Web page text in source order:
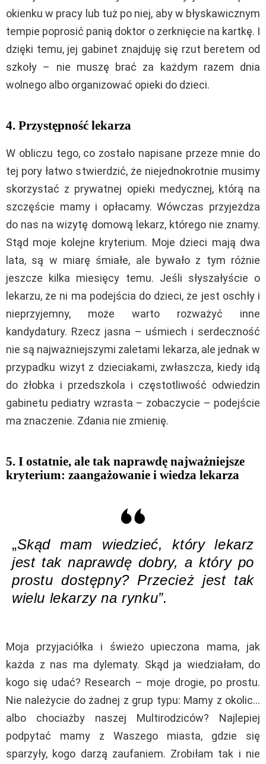
okienku w pracy lub tuż po niej, aby w błyskawicznym
tempie poprosić panią doktor o zerknięcie na kartkę. I
dzięki temu, jej gabinet znajduję się rzut beretem od
szkoły – nie muszę brać za każdym razem dnia
wolnego albo organizować opieki do dzieci.
4. Przystępność lekarza
W obliczu tego, co zostało napisane przeze mnie do
tej pory łatwo stwierdzić, że niejednokrotnie musimy
skorzystać z prywatnej opieki medycznej, którą na
szczęście mamy i opłacamy. Wówczas przyjeżdża
do nas na wizytę domową lekarz, którego nie znamy.
Stąd moje kolejne kryterium. Moje dzieci mają dwa
lata, są w miarę śmiałe, ale bywało z tym różnie
jeszcze kilka miesięcy temu. Jeśli słyszałyście o
lekarzu, że ni ma podejścia do dzieci, że jest oschły i
nieprzyjemny, może warto rozważyć inne
kandydatury. Rzecz jasna – uśmiech i serdeczność
nie są najważniejszymi zaletami lekarza, ale jednak w
przypadku wizyt z dzieciakami, zwłaszcza, kiedy idą
do żłobka i przedszkola i częstotliwość odwiedzin
gabinetu pediatry wzrasta – zobaczycie – podejście
ma znaczenie. Zdania nie zmienię.
5. I ostatnie, ale tak naprawdę najważniejsze
kryterium: zaangażowanie i wiedza lekarza
„Skąd mam wiedzieć, który lekarz
jest tak naprawdę dobry, a który po
prostu dostępny? Przecież jest tak
wielu lekarzy na rynku”.
Moja przyjaciółka i świeżo upieczona mama, jak
każda z nas ma dylematy. Skąd ja wiedziałam, do
kogo się udać? Research – moje drogie, po prostu.
Nie należycie do żadnej z grup typu: Mamy z okolic…
albo chociażby naszej Multirodziców? Najlepiej
podpytać mamy z Waszego miasta, gdzie się
sparzyły, kogo darzą zaufaniem. Zrobiłam tak i nie